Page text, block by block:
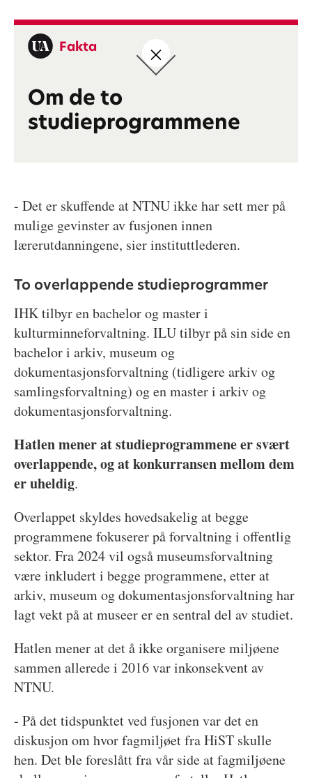
Fakta
Om de to
studieprogrammene
- Det er skuffende at NTNU ikke har sett mer på
mulige gevinster av fusjonen innen
lærerutdanningene, sier instituttlederen.
To overlappende studieprogrammer
IHK tilbyr en bachelor og master i
kulturminneforvaltning. ILU tilbyr på sin side en
bachelor i arkiv, museum og
dokumentasjonsforvaltning (tidligere arkiv og
samlingsforvaltning) og en master i arkiv og
dokumentasjonsforvaltning.
Hatlen mener at studieprogrammene er svært
overlappende, og at konkurransen mellom dem
er uheldig.
Overlappet skyldes hovedsakelig at begge
programmene fokuserer på forvaltning i offentlig
sektor. Fra 2024 vil også museumsforvaltning
være inkludert i begge programmene, etter at
arkiv, museum og dokumentasjonsforvaltning har
lagt vekt på at museer er en sentral del av studiet.
Hatlen mener at det å ikke organisere miljøene
sammen allerede i 2016 var inkonsekvent av
NTNU.
- På det tidspunktet ved fusjonen var det en
diskusjon om hvor fagmiljøet fra HiST skulle
hen. Det ble foreslått fra vår side at fagmiljøene